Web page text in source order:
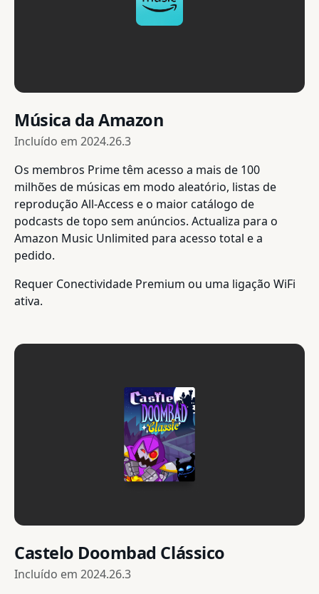
Música da Amazon
Incluído em 2024.26.3
Os membros Prime têm acesso a mais de 100
milhões de músicas em modo aleatório, listas de
reprodução All-Access e o maior catálogo de
podcasts de topo sem anúncios. Actualiza para o
Amazon Music Unlimited para acesso total e a
pedido.
Requer Conectividade Premium ou uma ligação WiFi
ativa.
Castelo Doombad Clássico
Incluído em 2024.26.3